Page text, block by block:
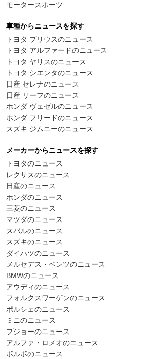
モータースポーツ
車種からニュースを探す
トヨタ プリウスのニュース
トヨタ アルファードのニュース
トヨタ ヤリスのニュース
トヨタ シエンタのニュース
日産 セレナのニュース
日産 リーフのニュース
ホンダ ヴェゼルのニュース
ホンダ フリードのニュース
スズキ ジムニーのニュース
メーカーからニュースを探す
トヨタのニュース
レクサスのニュース
日産のニュース
ホンダのニュース
三菱のニュース
マツダのニュース
スバルのニュース
スズキのニュース
ダイハツのニュース
メルセデス・ベンツのニュース
BMWのニュース
アウディのニュース
フォルクスワーゲンのニュース
ポルシェのニュース
ミニのニュース
プジョーのニュース
アルファ・ロメオのニュース
ボルボのニュース